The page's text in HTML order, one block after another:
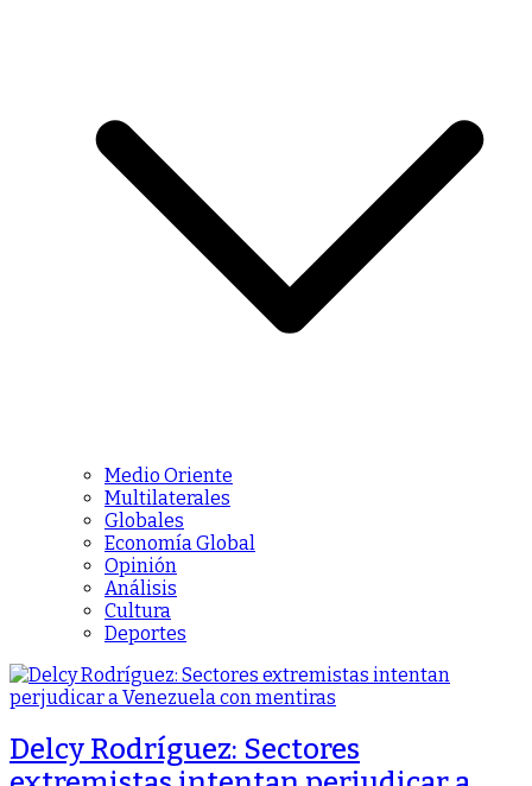
Medio Oriente
Multilaterales
Globales
Economía Global
Opinión
Análisis
Cultura
Deportes
Delcy Rodríguez: Sectores